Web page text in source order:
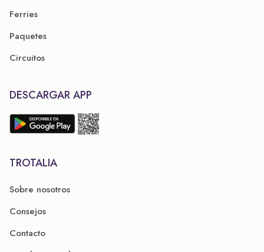
Ferries
Paquetes
Circuitos
DESCARGAR APP
TROTALIA
Sobre nosotros
Consejos
Contacto